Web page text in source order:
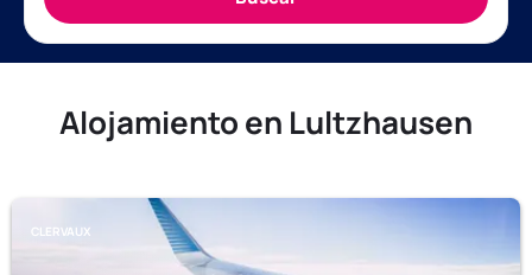
Alojamiento en Lultzhausen
CLERVAUX